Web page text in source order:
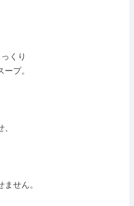
くり
プ。
せん。